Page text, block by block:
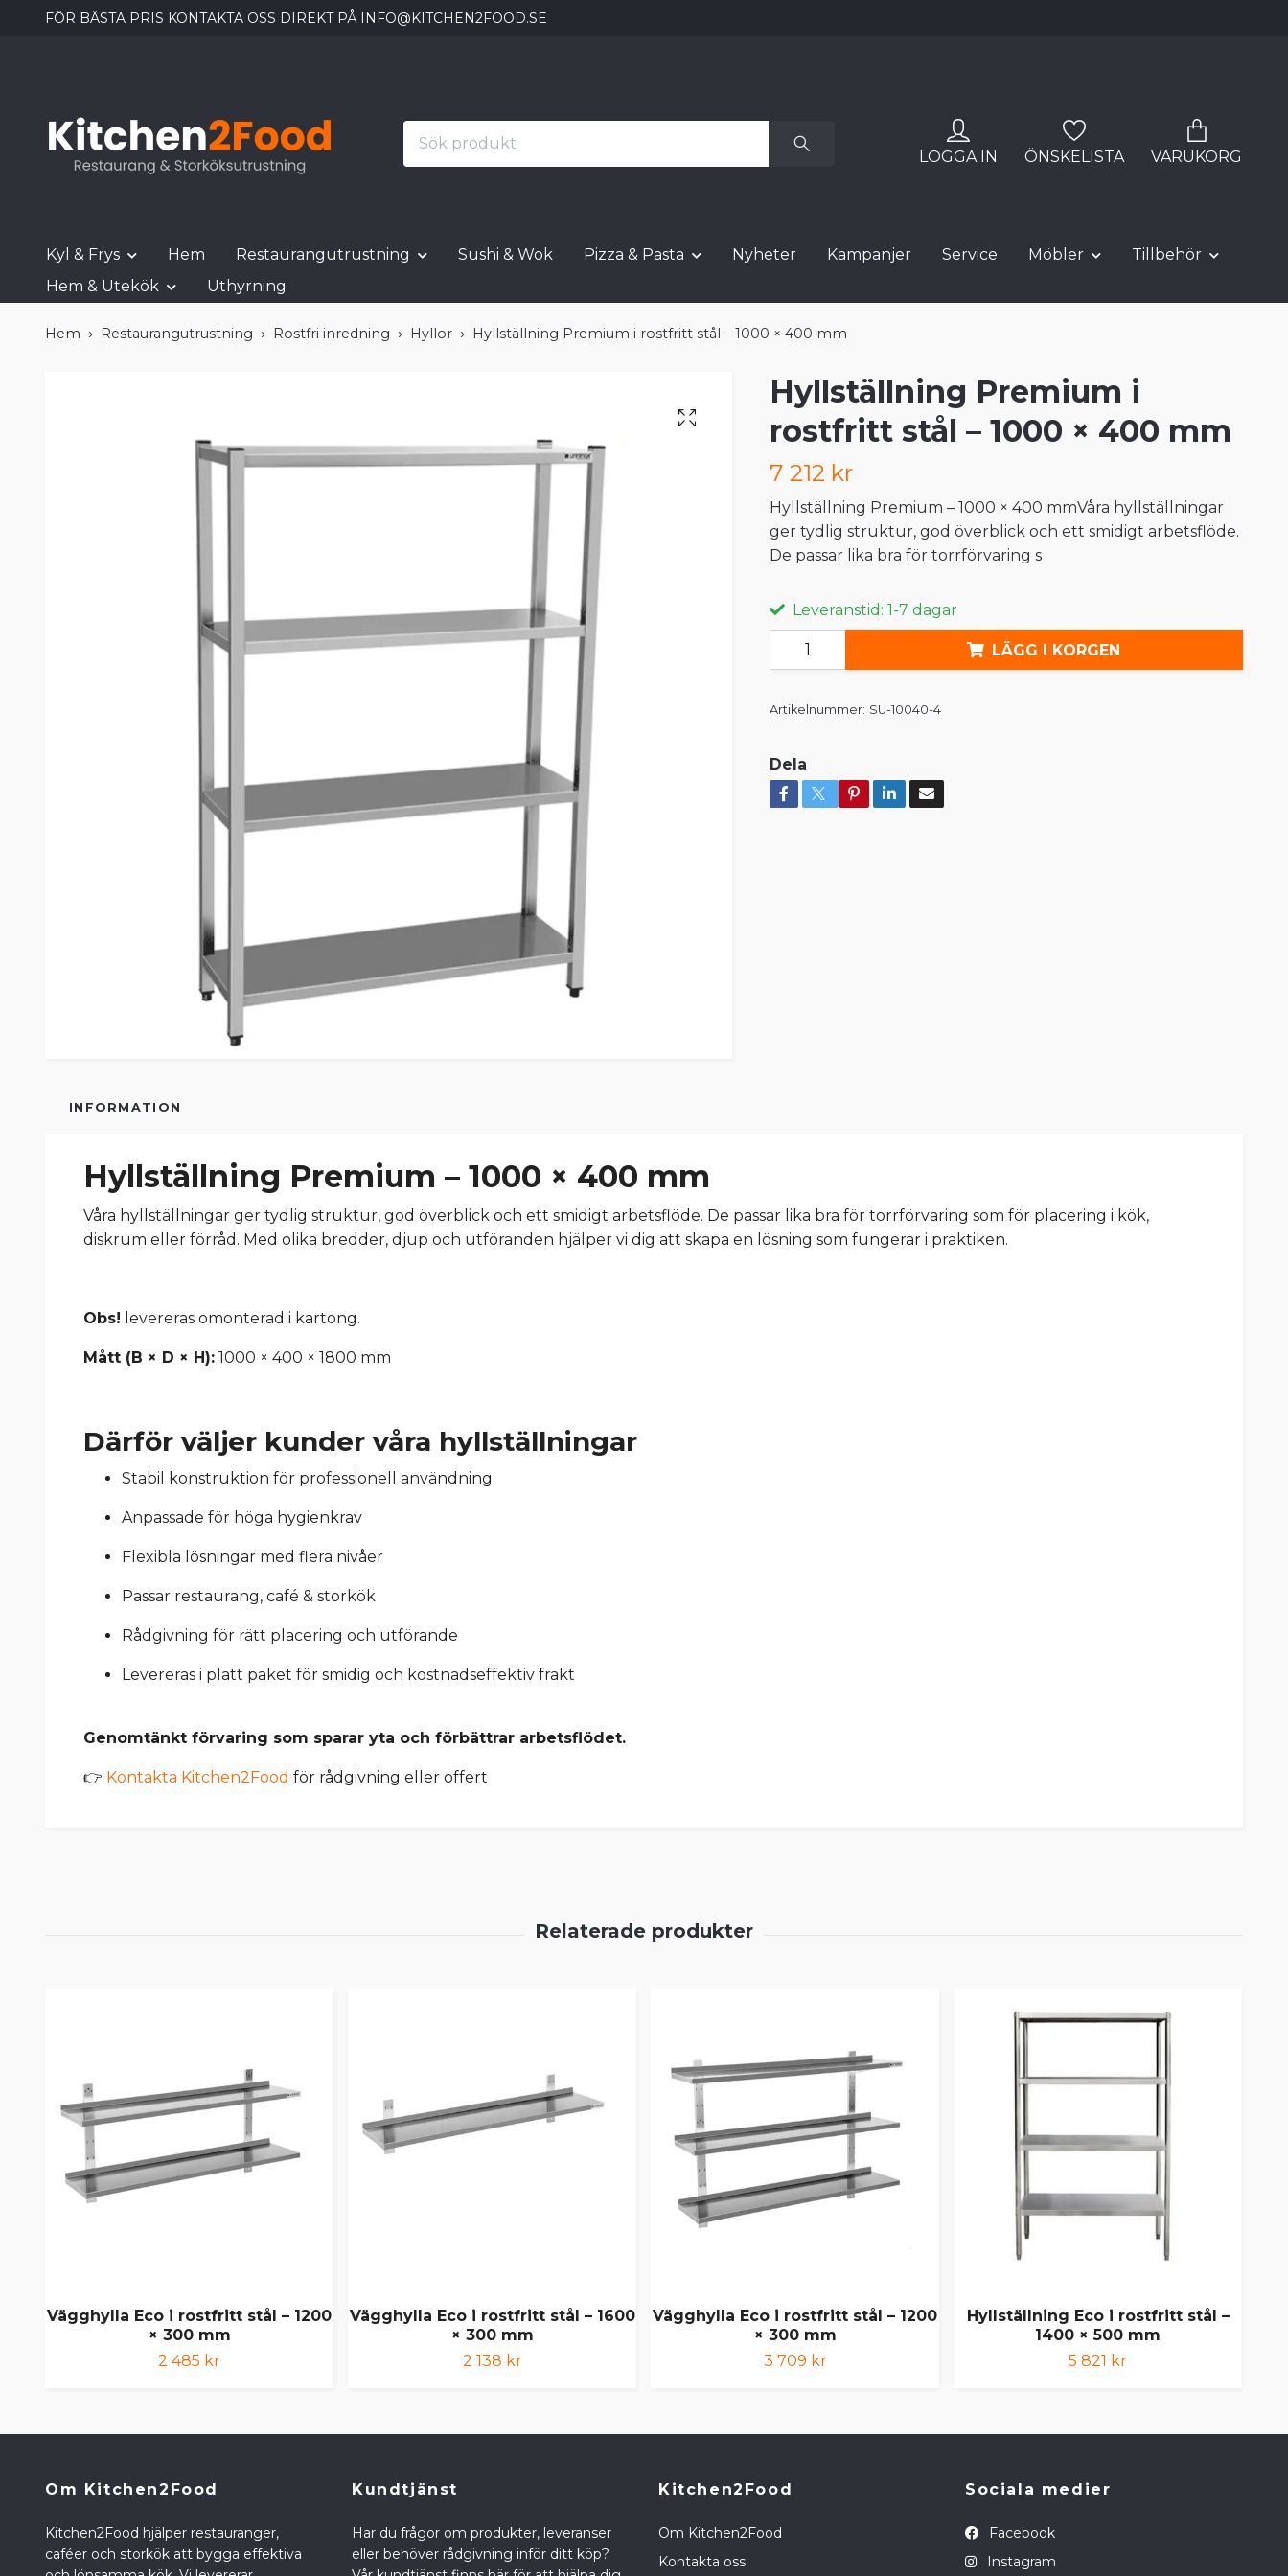
FÖR BÄSTA PRIS KONTAKTA OSS DIREKT PÅ INFO@KITCHEN2FOOD.SE
LOGGA IN ÖNSKELISTA VARUKORG
Kyl & Frys Hem Restaurangutrustning Sushi & Wok Pizza & Pasta Nyheter Kampanjer Service Möbler
Tillbehör
Hem & Utekök
Uthyrning
Hem Restaurangutrustning Rostfri inredning Hyllor Hyllställning Premium i rostfritt stål – 1000 × 400 mm
Hyllställning Premium i
rostfritt stål – 1000 × 400 mm
7 212 kr
Hyllställning Premium – 1000 × 400 mmVåra hyllställningar
ger tydlig struktur, god överblick och ett smidigt arbetsflöde.
De passar lika bra för torrförvaring s
Leveranstid: 1-7 dagar
LÄGG I KORGEN
Artikelnummer: SU-10040-4
Dela
INFORMATION
Hyllställning Premium – 1000 × 400 mm
Våra hyllställningar ger tydlig struktur, god överblick och ett smidigt arbetsflöde. De passar lika bra för torrförvaring som för placering i kök,
diskrum eller förråd. Med olika bredder, djup och utföranden hjälper vi dig att skapa en lösning som fungerar i praktiken.
Obs! levereras omonterad i kartong.
Mått (B × D × H): 1000 × 400 × 1800 mm
Därför väljer kunder våra hyllställningar
Stabil konstruktion för professionell användning
Anpassade för höga hygienkrav
Flexibla lösningar med flera nivåer
Passar restaurang, café & storkök
Rådgivning för rätt placering och utförande
Levereras i platt paket för smidig och kostnadseffektiv frakt
Genomtänkt förvaring som sparar yta och förbättrar arbetsflödet.
👉 Kontakta Kitchen2Food för rådgivning eller offert
Vägghylla Eco i rostfritt stål – 1200
× 300 mm
2 485 kr
Vägghylla Eco i rostfritt stål – 1600
× 300 mm
2 138 kr
Vägghylla Eco i rostfritt stål – 1200
× 300 mm
3 709 kr
Hyllställning Eco i rostfritt stål –
1400 × 500 mm
5 821 kr
Om Kitchen2Food
Kitchen2Food hjälper restauranger,
caféer och storkök att bygga effektiva
Kundtjänst
Har du frågor om produkter, leveranser
eller behöver rådgivning inför ditt köp?
Kitchen2Food
Om Kitchen2Food
Kontakta oss
Sociala medier
Facebook
Instagram